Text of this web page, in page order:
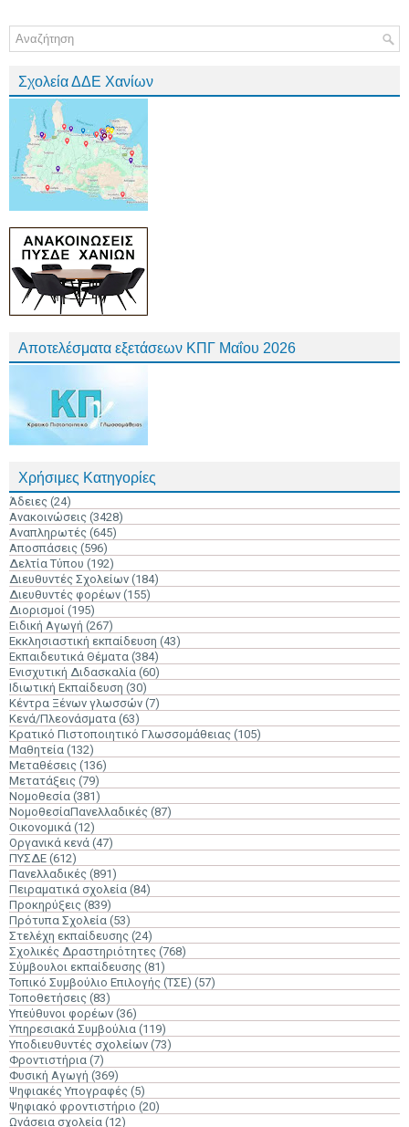
Σχολεία ΔΔΕ Χανίων
Αποτελέσματα εξετάσεων ΚΠΓ Μαΐου 2026
Χρήσιμες Κατηγορίες
Άδειες (24)
Ανακοινώσεις (3428)
Αναπληρωτές (645)
Αποσπάσεις (596)
Δελτία Τύπου (192)
Διευθυντές Σχολείων (184)
Διευθυντές φορέων (155)
Διορισμοί (195)
Ειδική Αγωγή (267)
Εκκλησιαστική εκπαίδευση (43)
Εκπαιδευτικά Θέματα (384)
Ενισχυτική Διδασκαλία (60)
Ιδιωτική Εκπαίδευση (30)
Κέντρα Ξένων γλωσσών (7)
Κενά/Πλεονάσματα (63)
Κρατικό Πιστοποιητικό Γλωσσομάθειας (105)
Μαθητεία (132)
Μεταθέσεις (136)
Μετατάξεις (79)
Νομοθεσία (381)
ΝομοθεσίαΠανελλαδικές (87)
Οικονομικά (12)
Οργανικά κενά (47)
ΠΥΣΔΕ (612)
Πανελλαδικές (891)
Πειραματικά σχολεία (84)
Προκηρύξεις (839)
Πρότυπα Σχολεία (53)
Στελέχη εκπαίδευσης (24)
Σχολικές Δραστηριότητες (768)
Σύμβουλοι εκπαίδευσης (81)
Τοπικό Συμβούλιο Επιλογής (ΤΣΕ) (57)
Τοποθετήσεις (83)
Υπεύθυνοι φορέων (36)
Υπηρεσιακά Συμβούλια (119)
Υποδιευθυντές σχολείων (73)
Φροντιστήρια (7)
Φυσική Αγωγή (369)
Ψηφιακές Υπογραφές (5)
Ψηφιακό φροντιστήριο (20)
Ωνάσεια σχολεία (12)